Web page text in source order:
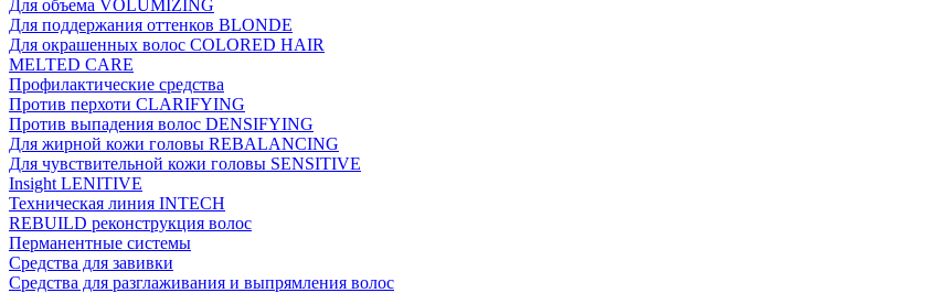
Для объема VOLUMIZING
Для поддержания оттенков BLONDE
Для окрашенных волос COLORED HAIR
MELTED CARE
Профилактические средства
Против перхоти CLARIFYING
Против выпадения волос DENSIFYING
Для жирной кожи головы REBALANCING
Для чувствительной кожи головы SENSITIVE
Insight LENITIVE
Техническая линия INTECH
REBUILD реконструкция волос
Перманентные системы
Средства для завивки
Средства для разглаживания и выпрямления волос